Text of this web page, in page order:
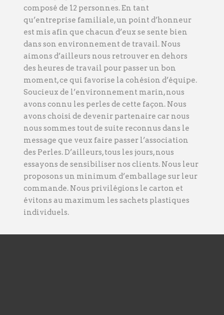
composé de 12 personnes. En tant
qu’entreprise familiale, un point d’honneur
est mis afin que chacun d’eux se sente bien
dans son environnement de travail. Nous
aimons d’ailleurs nous retrouver en dehors
des heures de travail pour passer un bon
moment, ce qui favorise la cohésion d’équipe.
Soucieux de l’environnement marin, nous
avons connu les perles de cette façon. Nous
avons choisi de devenir partenaire car nous
nous sommes tout de suite reconnus dans le
message que veux faire passer l’association
des Perles. D’ailleurs, tous les jours, nous
essayons de sensibiliser nos clients. Nous leur
proposons un minimum d’emballage sur leur
commande. Nous privilégions le carton et
évitons au maximum les sachets plastiques
individuels.